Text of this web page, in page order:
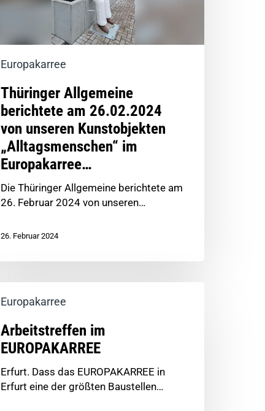
Europakarree
Thüringer Allgemeine
berichtete am 26.02.2024
von unseren Kunstobjekten
„Alltagsmenschen“ im
Europakarree…
Die Thüringer Allgemeine berichtete am
26. Februar 2024 von unseren…
26. Februar 2024
Europakarree
Arbeitstreffen im
EUROPAKARREE
Erfurt. Dass das EUROPAKARREE in
Erfurt eine der größten Baustellen…